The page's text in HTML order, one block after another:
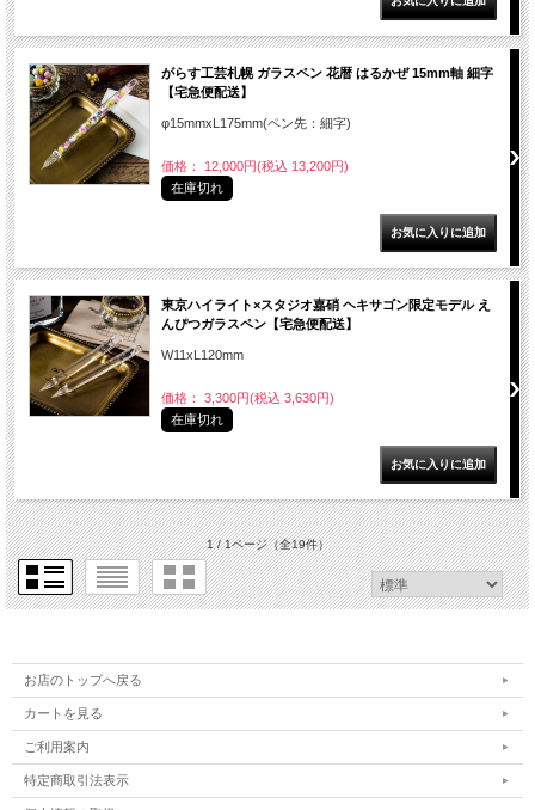
がらす工芸札幌 ガラスペン 花暦 はるかぜ 15mm軸 細字
【宅急便配送】
φ15mmxL175mm(ペン先：細字)
価格： 12,000円(税込 13,200円)
在庫切れ
東京ハイライト×スタジオ嘉硝 ヘキサゴン限定モデル え
んぴつガラスペン【宅急便配送】
W11xL120mm
価格： 3,300円(税込 3,630円)
在庫切れ
1 / 1ページ（全19件）
お店のトップへ戻る
カートを見る
ご利用案内
特定商取引法表示